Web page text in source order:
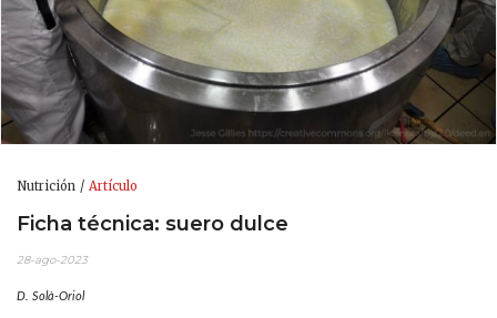
Nutrición Artículo
Ficha técnica: suero dulce
28-ago-2023
D. Solà-Oriol